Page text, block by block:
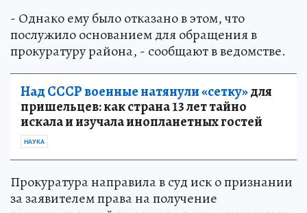
- Однако ему было отказано в этом, что
послужило основанием для обращения в
прокуратуру района, - сообщают в ведомстве.
Над СССР военные натянули «сетку»для
пришельцев: как страна 13 лет тайно
искала и изучала инопланетных гостей
НАУКА
Прокуратура направила в суд иск о признании
за заявителем права на получение